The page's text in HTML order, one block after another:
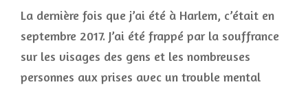
La dernière fois que j’ai été à Harlem, c’était en
septembre 2017. J’ai été frappé par la souffrance
sur les visages des gens et les nombreuses
personnes aux prises avec un trouble mental